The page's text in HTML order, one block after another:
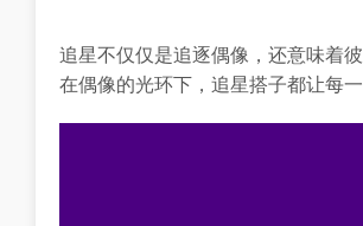
追星不仅仅是追逐偶像，还意味着
在偶像的光环下，追星搭子都让每